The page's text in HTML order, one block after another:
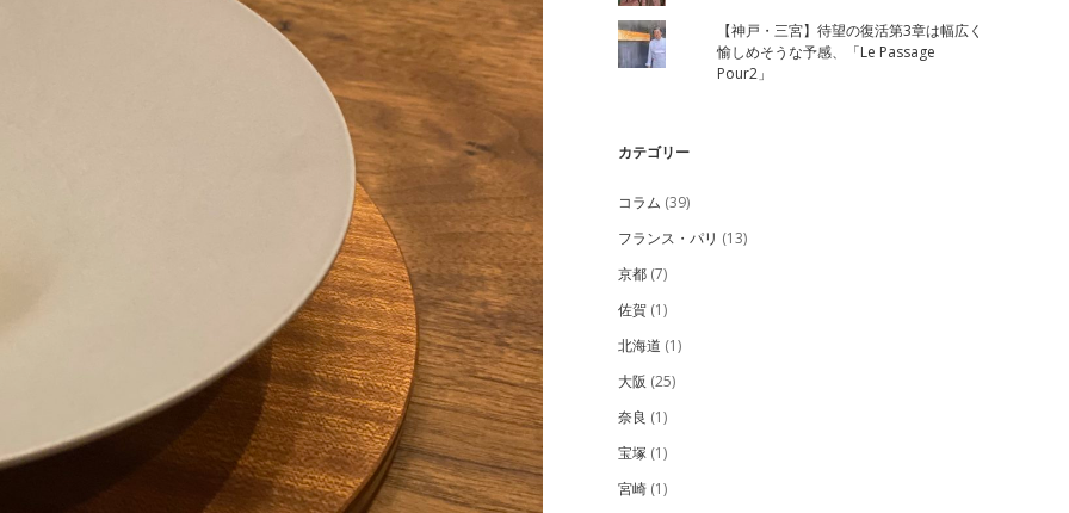
【神戸・三宮】待望の復活第3章は幅広く
愉しめそうな予感、「Le Passage
Pour2」
カテゴリー
コラム (39)
フランス・パリ (13)
京都(7)
佐賀(1)
北海道 (1)
大阪 (25)
奈良 (1)
宝塚(1)
宮崎(1)